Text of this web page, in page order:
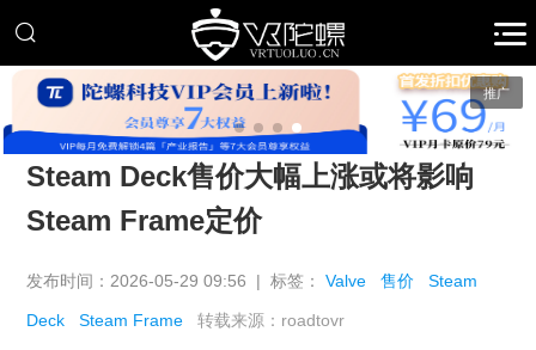
推广
Steam Deck售价大幅上涨或将影响
Steam Frame定价
发布时间：2026-05-29 09:56 | 标签：Valve 售价 Steam
Deck Steam Frame 转载来源：roadtovr